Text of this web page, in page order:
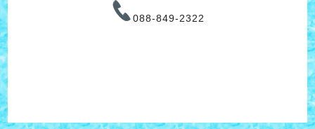
088-849-2322